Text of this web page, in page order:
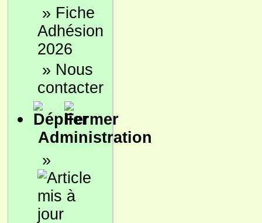
» Fiche
Adhésion
2026
» Nous
contacter
Administration
»